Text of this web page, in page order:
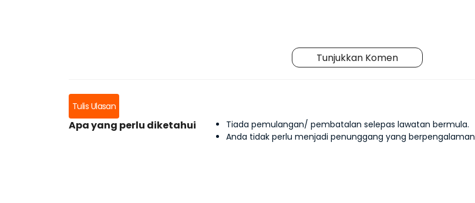
Tunjukkan Komen
Tulis Ulasan
Apa yang perlu diketahui
Tiada pemulangan/ pembatalan selepas lawatan bermula.
Anda tidak perlu menjadi penunggang yang berpengalaman